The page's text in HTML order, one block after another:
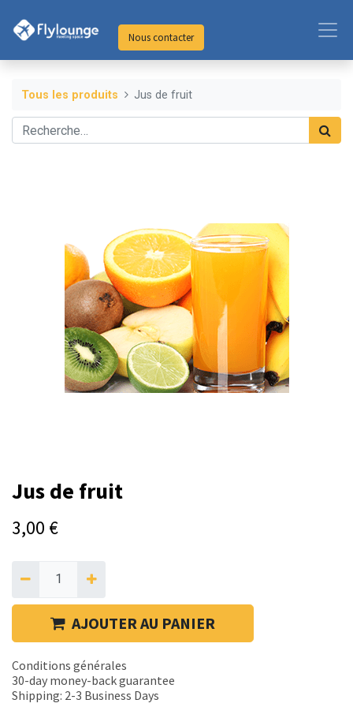
Nous contacter
Tous les produits Jus de fruit
Jus de fruit
3,00 €
AJOUTER AU PANIER
Conditions générales
30-day money-back guarantee
Shipping: 2-3 Business Days